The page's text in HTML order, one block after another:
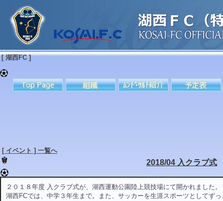
[ 湖西FC ]
[ イベント ] 一覧へ
2018/04 入クラブ式
２０１８年度 入クラブ式が、湖西運動公園陸上競技場にて開かれました。
湖西FCでは、中学３年生まで。また、サッカーを生涯スポーツとしてず